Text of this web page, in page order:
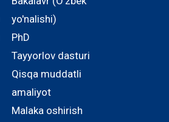
yo'nalishi)
PhD
Tayyorlov dasturi
Qisqa muddatli
amaliyot
Malaka oshirish